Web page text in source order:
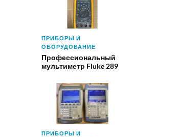
ПРИБОРЫ И
ОБОРУДОВАНИЕ
Профессиональный
мультиметр Fluke 289
ПРИБОРЫ И